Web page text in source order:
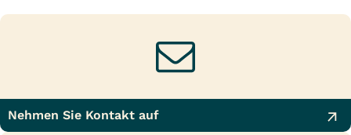
Nehmen Sie Kontakt auf